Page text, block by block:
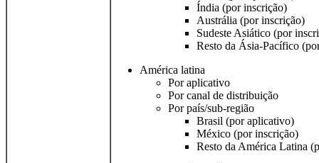
Índia (por inscrição)
Austrália (por inscrição)
Sudeste Asiático (por
Resto da Ásia-Pacífico
América latina
Por aplicativo
Por canal de distribuição
Por país/sub-região
Brasil (por aplicativo)
México (por inscrição)
Resto da América Latina